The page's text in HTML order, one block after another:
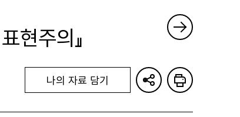
현주의』
나의 자료 담기